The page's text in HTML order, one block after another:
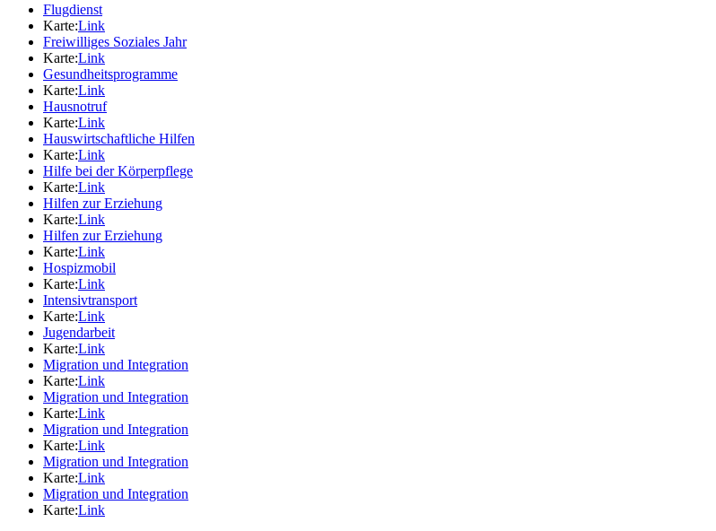
Flugdienst
Karte:Link
Freiwilliges Soziales Jahr
Karte:Link
Gesundheitsprogramme
Karte:Link
Hausnotruf
Karte:Link
Hauswirtschaftliche Hilfen
Karte:Link
Hilfe bei der Körperpflege
Karte:Link
Hilfen zur Erziehung
Karte:Link
Hilfen zur Erziehung
Karte:Link
Hospizmobil
Karte:Link
Intensivtransport
Karte:Link
Jugendarbeit
Karte:Link
Migration und Integration
Karte:Link
Migration und Integration
Karte:Link
Migration und Integration
Karte:Link
Migration und Integration
Karte:Link
Migration und Integration
Karte:Link